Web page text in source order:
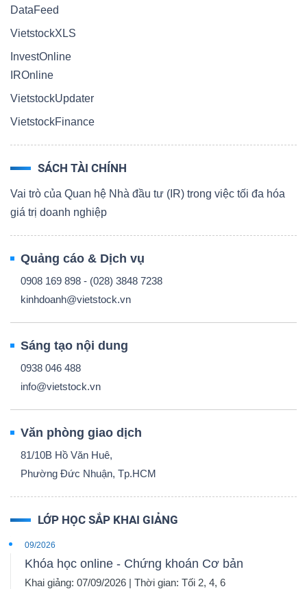
DataFeed
VietstockXLS
InvestOnline
IROnline
VietstockUpdater
VietstockFinance
SÁCH TÀI CHÍNH
Vai trò của Quan hệ Nhà đầu tư (IR) trong việc tối đa hóa
giá trị doanh nghiệp
Quảng cáo & Dịch vụ
0908 169 898 - (028) 3848 7238
kinhdoanh@vietstock.vn
Sáng tạo nội dung
0938 046 488
info@vietstock.vn
Văn phòng giao dịch
81/10B Hồ Văn Huê,
Phường Đức Nhuận, Tp.HCM
LỚP HỌC SẮP KHAI GIẢNG
09/2026
Khóa học online - Chứng khoán Cơ bản
Khai giảng: 07/09/2026 | Thời gian: Tối 2, 4, 6